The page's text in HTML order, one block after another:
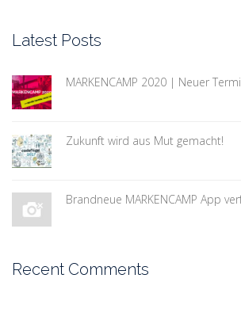
Latest Posts
MARKENCAMP 2020 | Neuer
Zukunft wird aus Mut gemacht!
Brandneue MARKENCAMP App
Recent Comments